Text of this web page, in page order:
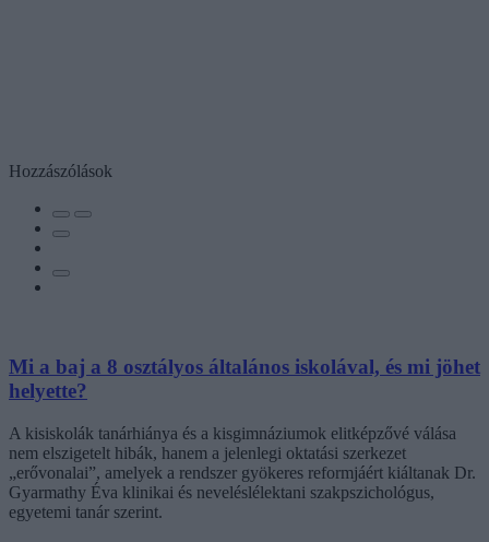
Hozzászólások
Mi a baj a 8 osztályos általános iskolával, és mi jöhet
helyette?
A kisiskolák tanárhiánya és a kisgimnáziumok elitképzővé válása
nem elszigetelt hibák, hanem a jelenlegi oktatási szerkezet
„erővonalai”, amelyek a rendszer gyökeres reformjáért kiáltanak Dr.
Gyarmathy Éva klinikai és neveléslélektani szakpszichológus,
egyetemi tanár szerint.